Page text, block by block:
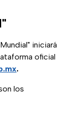
iniciará
oficial
.
los